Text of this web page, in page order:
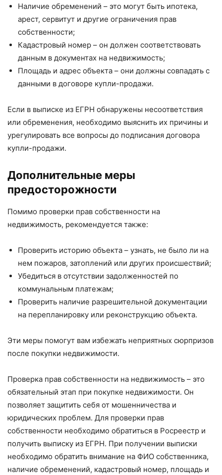
Наличие обременений – это могут быть ипотека,
арест, сервитут и другие ограничения прав
собственности;
Кадастровый номер – он должен соответствовать
данным в документах на недвижимость;
Площадь и адрес объекта – они должны совпадать с
данными в договоре купли-продажи.
Если в выписке из ЕГРН обнаружены несоответствия
или обременения, необходимо выяснить их причины и
урегулировать все вопросы до подписания договора
купли-продажи.
Дополнительные меры
предосторожности
Помимо проверки прав собственности на
недвижимость, рекомендуется также:
Проверить историю объекта – узнать, не было ли на
нем пожаров, затоплений или других происшествий;
Убедиться в отсутствии задолженностей по
коммунальным платежам;
Проверить наличие разрешительной документации
на перепланировку или реконструкцию объекта.
Эти меры помогут вам избежать неприятных сюрпризов
после покупки недвижимости.
Проверка прав собственности на недвижимость – это
обязательный этап при покупке недвижимости. Он
позволяет защитить себя от мошенничества и
юридических проблем. Для проверки прав
собственности необходимо обратиться в Росреестр и
получить выписку из ЕГРН. При получении выписки
необходимо обратить внимание на ФИО собственника,
наличие обременений, кадастровый номер, площадь и